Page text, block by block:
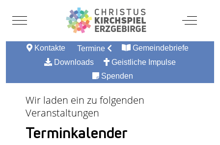
Mobile Menu Toggle Off-
Kontakte Termine
Gemeindebriefe
Downloads
Geistliche Impulse
Spenden
Wir laden ein zu folgenden
Veranstaltungen
Terminkalender